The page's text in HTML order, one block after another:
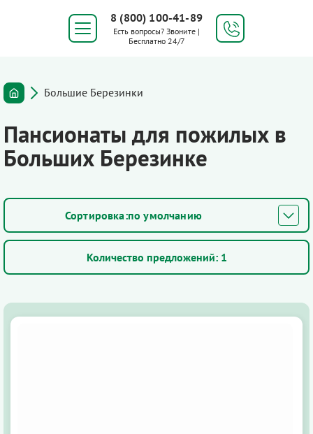
8 (800) 100-41-89
Есть вопросы? Звоните |
Бесплатно 24/7
Большие Березинки
Пансионаты для пожилых в
Больших Березинке
по умолчанию
Количество предложений: 1